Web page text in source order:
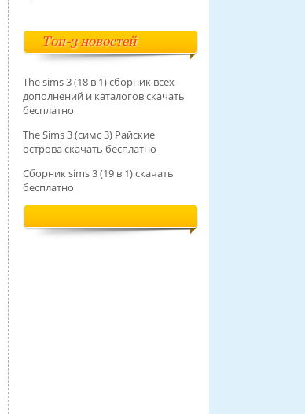
Топ-3 новостей
The sims 3 (18 в 1) сборник всех
дополнений и каталогов скачать
бесплатно
The Sims 3 (симс 3) Райские
острова скачать бесплатно
Сборник sims 3 (19 в 1) скачать
бесплатно